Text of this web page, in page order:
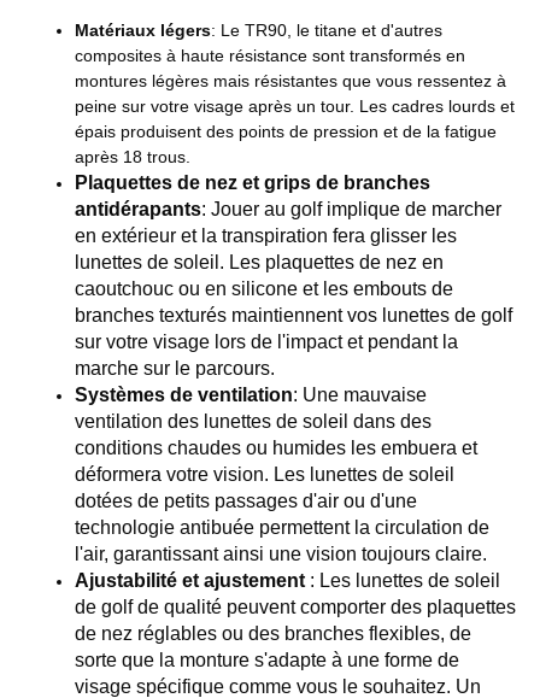
Matériaux légers: Le TR90, le titane et d'autres
composites à haute résistance sont transformés en
montures légères mais résistantes que vous ressentez à
peine sur votre visage après un tour. Les cadres lourds et
épais produisent des points de pression et de la fatigue
après 18 trous.
Plaquettes de nez et grips de branches
antidérapants: Jouer au golf implique de marcher
en extérieur et la transpiration fera glisser les
lunettes de soleil. Les plaquettes de nez en
caoutchouc ou en silicone et les embouts de
branches texturés maintiennent vos lunettes de golf
sur votre visage lors de l'impact et pendant la
marche sur le parcours.
Systèmes de ventilation: Une mauvaise
ventilation des lunettes de soleil dans des
conditions chaudes ou humides les embuera et
déformera votre vision. Les lunettes de soleil
dotées de petits passages d'air ou d'une
technologie antibuée permettent la circulation de
l'air, garantissant ainsi une vision toujours claire.
Ajustabilité et ajustement : Les lunettes de soleil
de golf de qualité peuvent comporter des plaquettes
de nez réglables ou des branches flexibles, de
sorte que la monture s'adapte à une forme de
visage spécifique comme vous le souhaitez. Un